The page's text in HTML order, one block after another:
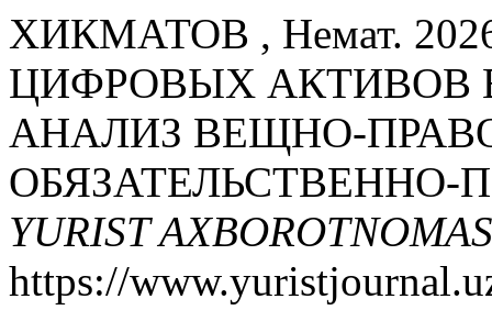
ХИКМАТОВ , Немат.
ЦИФРОВЫХ АКТИВОВ
АНАЛИЗ ВЕЩНО-
ОБЯЗАТЕЛЬСТВЕННО-
YURIST
https://